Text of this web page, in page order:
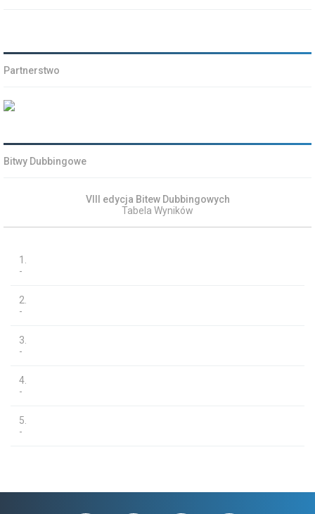
Partnerstwo
Bitwy Dubbingowe
VIII edycja Bitew Dubbingowych
Tabela Wyników
1.
-
2.
-
3.
-
4.
-
5.
-